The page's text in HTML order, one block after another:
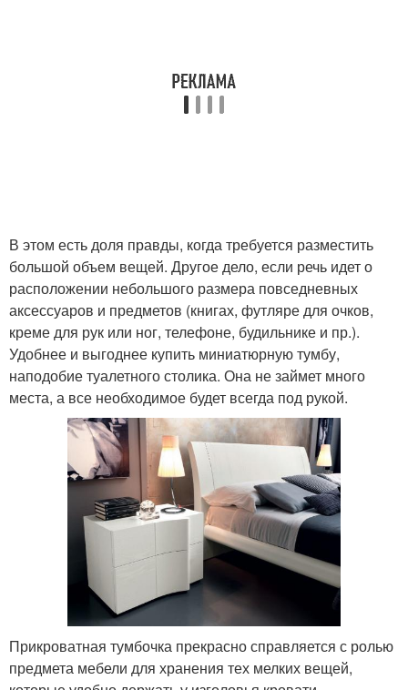
В этом есть доля правды, когда требуется разместить
большой объем вещей. Другое дело, если речь идет о
расположении небольшого размера повседневных
аксессуаров и предметов (книгах, футляре для очков,
креме для рук или ног, телефоне, будильнике и пр.).
Удобнее и выгоднее купить миниатюрную тумбу,
наподобие туалетного столика. Она не займет много
места, а все необходимое будет всегда под рукой.
Прикроватная тумбочка прекрасно справляется с ролью
предмета мебели для хранения тех мелких вещей,